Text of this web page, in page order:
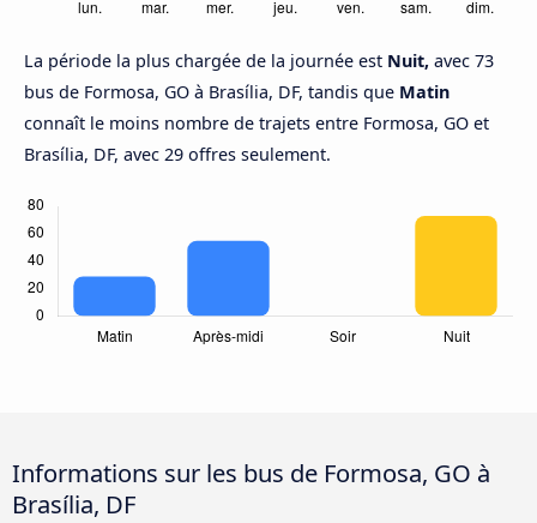
La période la plus chargée de la journée est Nuit, avec 73
bus de Formosa, GO à Brasília, DF, tandis que Matin
connaît le moins nombre de trajets entre Formosa, GO et
Brasília, DF, avec 29 offres seulement.
Informations sur les bus de Formosa, GO à
Brasília, DF